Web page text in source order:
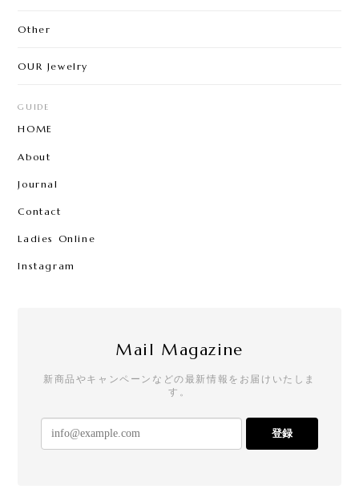
Other
OUR Jewelry
GUIDE
HOME
About
Journal
Contact
Ladies Online
Instagram
Mail Magazine
新商品やキャンペーンなどの最新情報をお届けいたしま
す。
登録